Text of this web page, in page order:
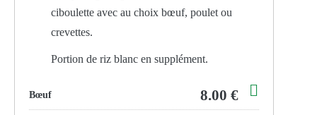
ciboulette avec au choix bœuf, poulet ou
crevettes.
Portion de riz blanc en supplément.
Bœuf 8.00 €